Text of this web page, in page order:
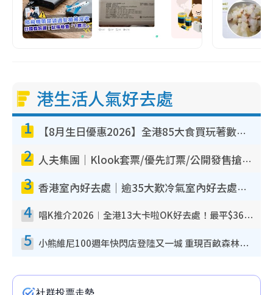
港生活人氣好去處
1 【8月生日優惠2026】全港85大食買玩著數攻略 自助餐/火鍋放題同行免費＋誠品/DONKI送現金券
2 人夫集團｜Klook套票/優先訂票/公開發售搶飛攻略！附票價.購票連結.場地座位表
3 香港室內好去處｜逾35大歎冷氣室內好去處推介 室內活動免費避雨無懼落雨
4 唱K推介2026︱全港13大卡啦OK好去處！最平$36起 日文K都有！(附地址+收費詳情)
5 小熊維尼100週年快閃店登陸又一城 重現百畝森林經典場景／獨家限定盲盒登場／專屬DIY香水